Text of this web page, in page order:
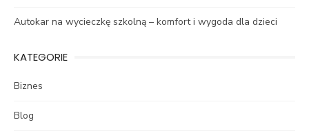
Autokar na wycieczkę szkolną – komfort i wygoda dla dzieci
KATEGORIE
Biznes
Blog